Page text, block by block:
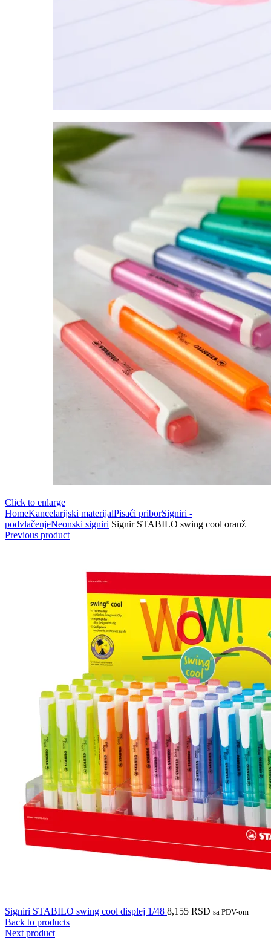
Click to enlarge
HomeKancelarijski materijalPisaći priborSigniri -
podvlačenjeNeonski signiri Signir STABILO swing cool oranž
Previous product
Signiri STABILO swing cool displej 1/48 8,155 RSD sa PDV-om
Back to products
Next product